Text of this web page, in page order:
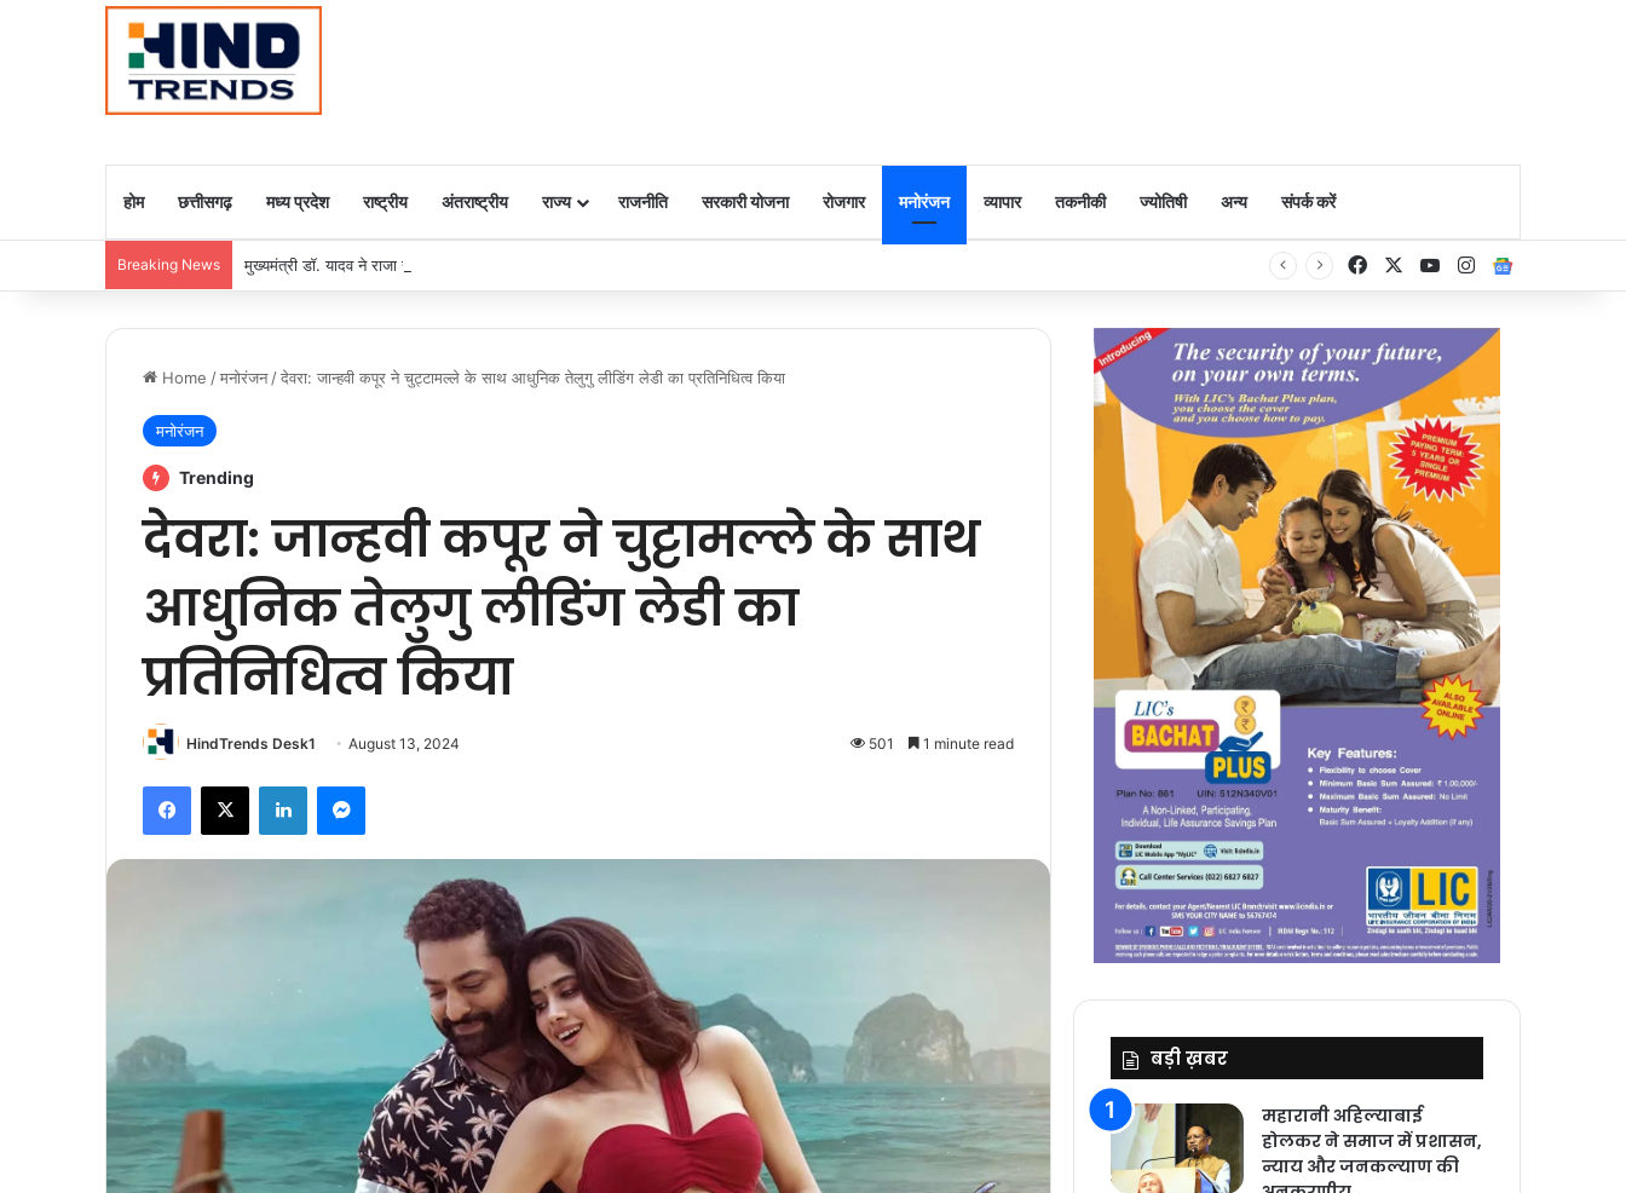
होम छत्तीसगढ़ मध्य प्रदेश राष्ट्रीय अंतराष्ट्रीय राज्य राजनीति सरकारी योजना रोजगार मनोरंजन व्यापार तकनीकी ज्योतिषी अन्य संपर्क करें
Breaking News मुख्यमंत्री डॉ. यादव ने राजा राममोहन राय की जयंती पर किया नमन FacebookYouTubeInstagram
Home /मनोरंजन /देवरा: जान्हवी कपूर ने चुट्टामल्ले के साथ आधुनिक तेलुगु लीडिंग लेडी का प्रतिनिधित्व किया
मनोरंजन
Trending
देवरा: जान्हवी कपूर ने चुट्टामल्ले के साथ
आधुनिक तेलुगु लीडिंग लेडी का
प्रतिनिधित्व किया
HindTrends Desk1 August 13, 2024 501 1 minute read
Facebook
X LinkedInMessenger
बड़ी ख़बर
महारानी अहिल्याबाई
होलकर ने समाज में प्रशासन,
न्याय और जनकल्याण की